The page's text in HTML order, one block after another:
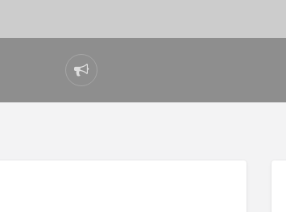
Signaler
un